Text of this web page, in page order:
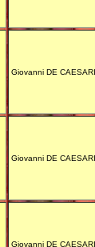
Giovanni DE
Giovanni DE
Giovanni DE